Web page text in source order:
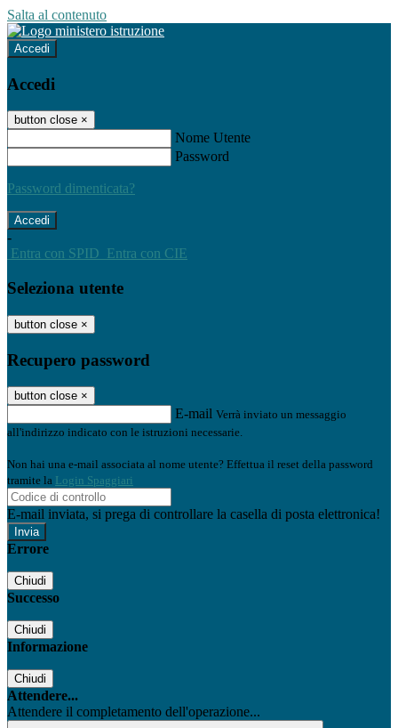
Salta al contenuto
Accedi
Accedi
button close ×
Nome Utente
Password
Password dimenticata?
-
Entra con SPID Entra con CIE
Seleziona utente
button close ×
Recupero password
button close ×
E-mail Verrà inviato un messaggio
all'indirizzo indicato con le istruzioni necessarie.
Non hai una e-mail associata al nome utente? Effettua il reset della password
tramite la Login Spaggiari
E-mail inviata, si prega di controllare la casella di posta elettronica!
Errore
Chiudi
Successo
Chiudi
Informazione
Chiudi
Attendere...
Attendere il completamento dell'operazione...